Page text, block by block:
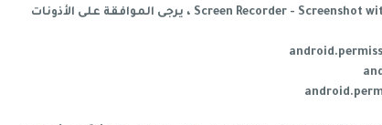
للاستمتاع بجميع ميزات Screen Recorder - Screenshot with Audio ، يرجى الموافقة على الأذونات